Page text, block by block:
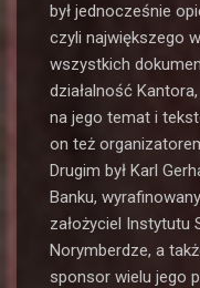
był jednocześnie
czyli największego
wszystkich
działalność
na jego temat i
on też
Drugim był Karl
Banku,
założyciel Instytutu
Norymberdze, a
sponsor wielu jego